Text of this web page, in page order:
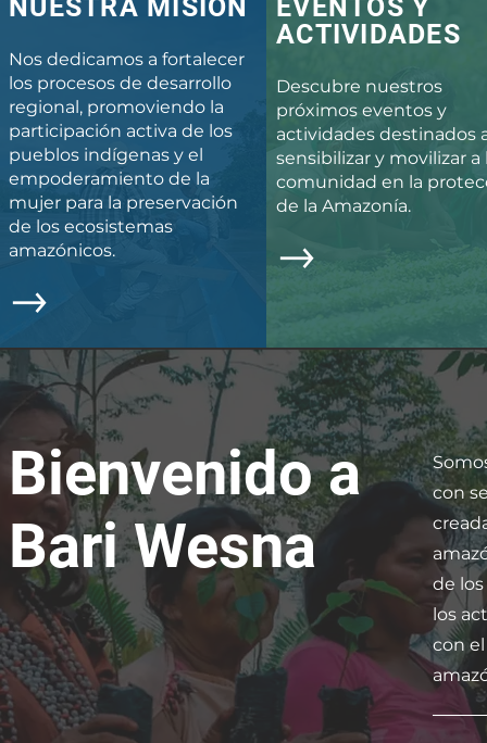
NUESTRA MISIÓN
Nos dedicamos a fortalecer
los procesos de desarrollo
regional, promoviendo la
participación activa de los
pueblos indígenas y el
empoderamiento de la
mujer para la preservación
de los ecosistemas
amazónicos.
EVENTOS Y
ACTIVIDADES
Descubre nuestros
próximos eventos y
actividades destinados
sensibilizar y movilizar a
comunidad en la
de la Amazonía.
Bienvenido a
Bari Wesna
con
de
los
con